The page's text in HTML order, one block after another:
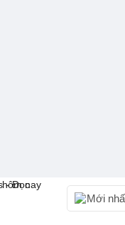
Mới